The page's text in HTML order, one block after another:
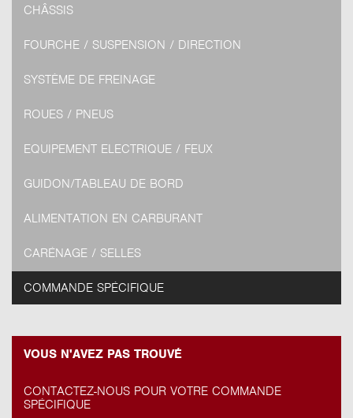
CHÂSSIS
FOURCHE / SUSPENSION / DIRECTION
SYSTÈME DE FREINAGE
ROUES / PNEUS
EQUIPEMENT ELECTRIQUE / FEUX
GUIDON/TABLEAU DE BORD
ALIMENTATION EN CARBURANT
CARÉNAGE / SELLES
COMMANDE SPÉCIFIQUE
VOUS N'AVEZ PAS TROUVÉ
CONTACTEZ-NOUS POUR VOTRE COMMANDE
SPÉCIFIQUE